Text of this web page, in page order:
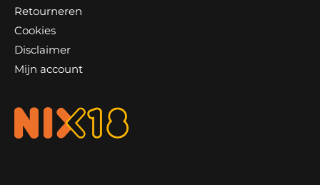
Retourneren
Cookies
Disclaimer
Mijn account